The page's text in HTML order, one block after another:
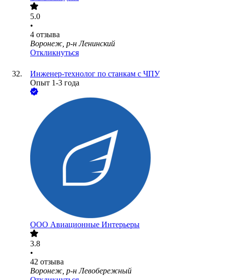
5.0
•
4 отзыва
Воронеж, р-н Ленинский
Откликнуться
Инженер-технолог по станкам с ЧПУ
Опыт 1-3 года
ООО Авиационные Интерьеры
3.8
•
42 отзыва
Воронеж, р-н Левобережный